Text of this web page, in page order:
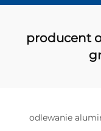
producent
odlewanie